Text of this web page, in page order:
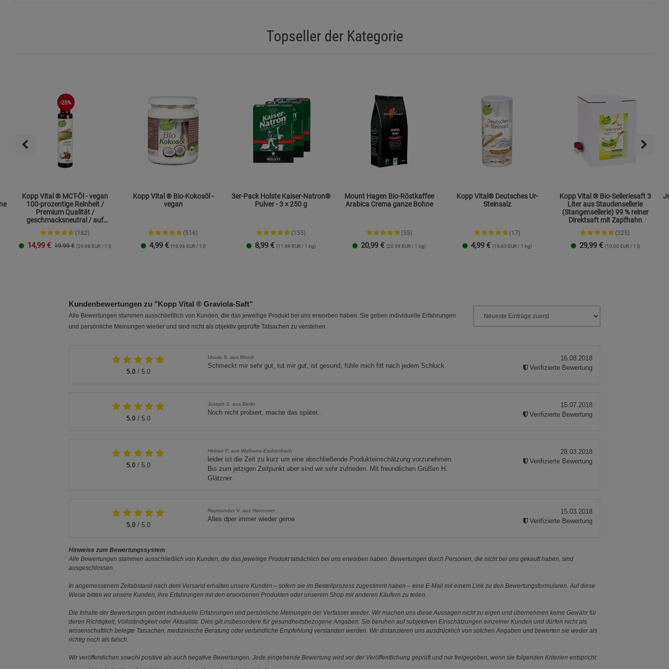
Topseller der Kategorie
-25%
Kopp Vital ® MCT-Öl - vegan
100-prozentige Reinheit /
Premium Qualität /
geschmacksneutral / auf
Kokosölbasis
(182)
14,99 € 19.99 € (29,98 EUR / 1 l)
Kopp Vital ® Bio-Kokosöl -
vegan
(516)
4,99 € (19,96 EUR / 1 l)
3er-Pack Holste Kaiser-Natron®
Pulver - 3 × 250 g
(155)
8,99 € (11,99 EUR / 1 kg)
Mount Hagen Bio-Röstkaffee
Arabica Crema ganze Bohne
(55)
20,99 € (20,99 EUR / 1 kg)
Kopp Vital® Deutsches Ur-
Steinsalz
(17)
4,99 € (16,63 EUR / 1 kg)
Kopp Vital ® Bio-Selleriesaft 3
Liter aus Staudensellerie
(Stangensellerie) 99 % reiner
Direktsaft mit Zapfhahn
(325)
29,99 € (10,00 EUR / 1 l)
Kundenbewertungen zu "Kopp Vital ® Graviola-Saft"
Alle Bewertungen stammen ausschließlich von Kunden, die das jeweilige Produkt bei uns erworben haben. Sie geben individuelle Erfahrungen
und persönliche Meinungen wieder und sind nicht als objektiv geprüfte Tatsachen zu verstehen.
5.0/ 5.0
Ursula S. aus Rhodt
Schmeckt mir sehr gut, tut mir gut, ist gesund, fühle mich fitt nach jedem Schluck.
16.08.2018
Verifizierte Bewertung
5.0/ 5.0
Joseph S. aus Berlin
Noch nicht probiert, mache das später..
15.07.2018
Verifizierte Bewertung
5.0/ 5.0
Helmut P. aus Wolframs-Eschenbach
leider ist die Zeit zu kurz um eine abschließende Produkteinschätzung vorzunehmen.
Bis zum jetzigen Zeitpunkt aber sind wir sehr zufrieden. Mit freundlichen Grüßen H.
Glätzner
28.03.2018
Verifizierte Bewertung
5.0/ 5.0
Raymundus V. aus Hannover
Alles dper immer wieder gerne
15.03.2018
Verifizierte Bewertung
Hinweise zum Bewertungssystem
Alle Bewertungen stammen ausschließlich von Kunden, die das jeweilige Produkt tatsächlich bei uns erworben haben. Bewertungen durch Personen, die nicht bei uns gekauft haben, sind
ausgeschlossen.
In angemessenem Zeitabstand nach dem Versand erhalten unsere Kunden – sofern sie im Bestellprozess zugestimmt haben – eine E-Mail mit einem Link zu den Bewertungsformularen. Auf diese
Weise bitten wir unsere Kunden, ihre Erfahrungen mit den erworbenen Produkten oder unserem Shop mit anderen Käufern zu teilen.
Die Inhalte der Bewertungen geben individuelle Erfahrungen und persönliche Meinungen der Verfasser wieder. Wir machen uns diese Aussagen nicht zu eigen und übernehmen keine Gewähr für
deren Richtigkeit, Vollständigkeit oder Aktualität. Dies gilt insbesondere für gesundheitsbezogene Angaben: Sie beruhen auf subjektiven Einschätzungen einzelner Kunden und dürfen nicht als
wissenschaftlich belegte Tatsachen, medizinische Beratung oder verbindliche Empfehlung verstanden werden. Wir distanzieren uns ausdrücklich von solchen Angaben und bewerten sie weder als
richtig noch als falsch.
Wir veröffentlichen sowohl positive als auch negative Bewertungen. Jede eingehende Bewertung wird vor der Veröffentlichung geprüft und nur freigegeben, wenn sie folgenden Kriterien entspricht:
Cookie-Informationen anzeigen
Cookie-Informationen anzeigen
Datenschutzerklärung